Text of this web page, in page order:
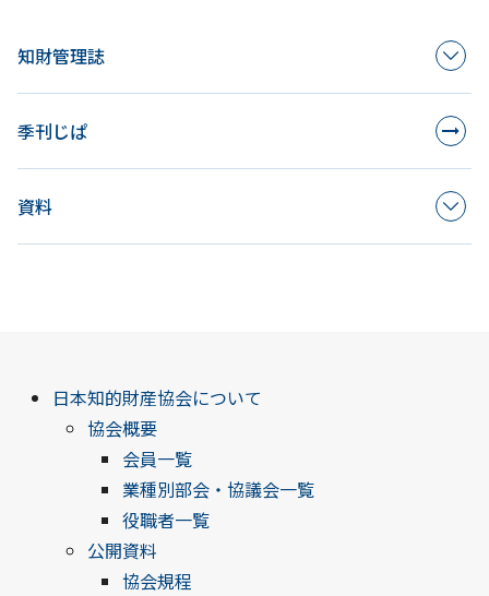
知財管理誌
季刊じぱ
資料
日本知的財産協会について
協会概要
会員一覧
業種別部会・協議会一覧
役職者一覧
公開資料
協会規程